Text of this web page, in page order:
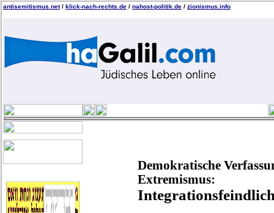
antisemitismus.net/ klick-nach-rechts.de / nahost-politik.de / zionismus.info
Demokratische
Extremismus: